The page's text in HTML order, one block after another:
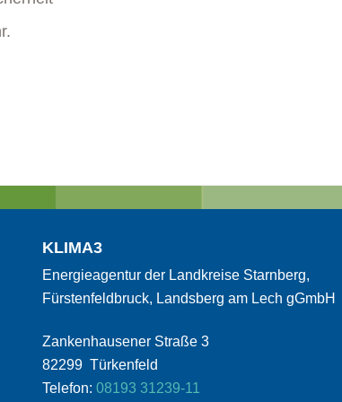
KLIMA3
Energieagentur der Landkreise Starnberg,
Fürstenfeldbruck, Landsberg am Lech gGmbH
Zankenhausener Straße 3
82299 Türkenfeld
Telefon: 08193 31239-11